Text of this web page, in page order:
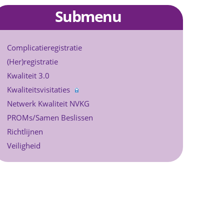
Submenu
Complicatieregistratie
(Her)registratie
Kwaliteit 3.0
Kwaliteitsvisitaties
Netwerk Kwaliteit NVKG
PROMs/Samen Beslissen
Richtlijnen
Veiligheid